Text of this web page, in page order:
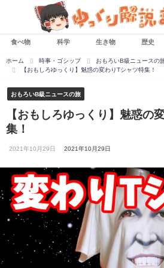
食べ物 科学 生き物 歴史
ホーム 時事・ゴシップ
おもろいB級ニュースの
【おもしろゆっくり】魅惑の変わりTシャツ特集！
おもろいB級ニュースの旅
【おもしろゆっくり】魅惑の
集！
2021年10月29日 2021年10月29日